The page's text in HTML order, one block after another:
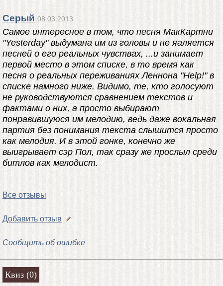
Серый 08.03.2013
Самое интересное в том, что песня МакКартни
"Yesterday" выдумана им из головы и не яаляется
песней о его реальных чувствах, ...и занимает
первой место в этом списке, в то время как
песня о реальных переживаниях Леннона "Help!" в
списке намного ниже. Видимо, те, кто голосуют
не руководствуются сравнением текстов и
фактами о них, а просто выбирают
понравившуюся им мелодию, ведь даже вокальная
партия без понимания текста слышится просто
как мелодия. И в этой гонке, конечно же
выигрывает сэр Пол, так сразу же прослыл среди
битлов как мелодист.
Все отзывы
Добавить отзыв
Сообщить об ошибке
Квиз (0)